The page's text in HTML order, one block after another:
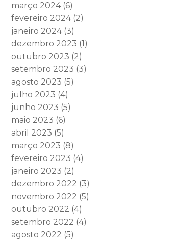
março 2024(6)
fevereiro 2024(2)
janeiro 2024(3)
dezembro 2023 (1)
outubro 2023 (2)
setembro 2023 (3)
agosto 2023 (5)
julho 2023 (4)
junho 2023 (5)
maio 2023 (6)
abril 2023 (5)
março 2023 (8)
fevereiro 2023 (4)
janeiro 2023 (2)
dezembro 2022 (3)
novembro 2022 (5)
outubro 2022 (4)
setembro 2022 (4)
agosto 2022 (5)